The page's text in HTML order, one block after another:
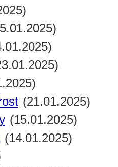
(21.01.2025)
(15.01.2025)
(14.01.2025)